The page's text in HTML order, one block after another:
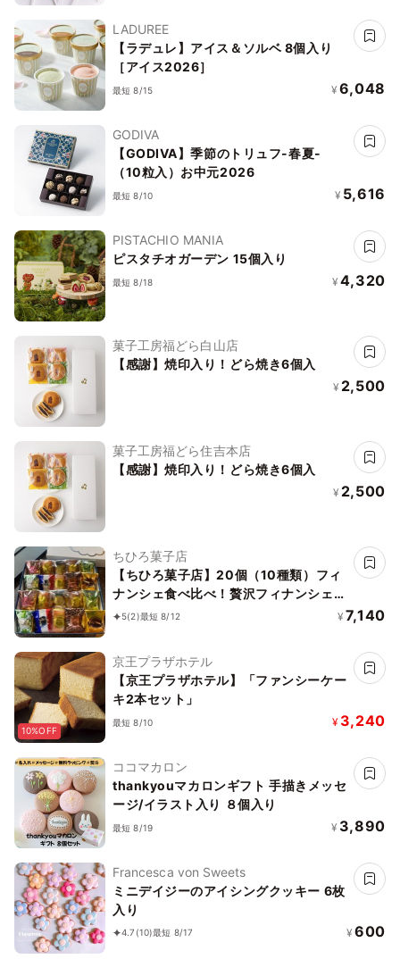
LADUREE
【ラデュレ】アイス＆ソルベ 8個入り
［アイス2026］
最短 8/15 ¥ 6,048
GODIVA
【GODIVA】季節のトリュフ-春夏-
（10粒入）お中元2026
最短 8/10 ¥ 5,616
PISTACHIO MANIA
ピスタチオガーデン 15個入り
最短 8/18 ¥ 4,320
菓子工房福どら白山店
【感謝】焼印入り！どら焼き6個入
¥ 2,500
菓子工房福どら住吉本店
【感謝】焼印入り！どら焼き6個入
¥ 2,500
ちひろ菓子店
【ちひろ菓子店】20個（10種類）フィ
ナンシェ食べ比べ！贅沢フィナンシェ
BOX
5(2)最短 8/12 ¥ 7,140
10%OFF
京王プラザホテル
【京王プラザホテル】「ファンシーケー
キ2本セット」
最短 8/10 ¥ 3,240
ココマカロン
thankyouマカロンギフト 手描きメッセ
ージ/イラスト入り ８個入り
最短 8/19 ¥ 3,890
Francesca von Sweets
ミニデイジーのアイシングクッキー 6枚
入り
4.7 (10)最短 8/17 ¥ 600